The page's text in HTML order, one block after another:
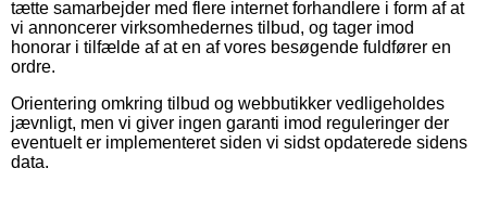
tætte samarbejder med flere internet forhandlere i form af at
vi annoncerer virksomhedernes tilbud, og tager imod
honorar i tilfælde af at en af vores besøgende fuldfører en
ordre.
Orientering omkring tilbud og webbutikker vedligeholdes
jævnligt, men vi giver ingen garanti imod reguleringer der
eventuelt er implementeret siden vi sidst opdaterede sidens
data.